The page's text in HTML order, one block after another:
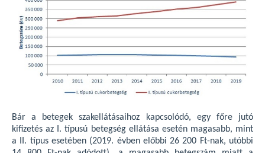
Bár a betegek szakellátásaihoz kapcsolódó, egy főre jutó
kifizetés az I. típusú betegség ellátása esetén magasabb, mint
a II. típus esetében (2019. évben előbbi 26 200 Ft-nak, utóbbi